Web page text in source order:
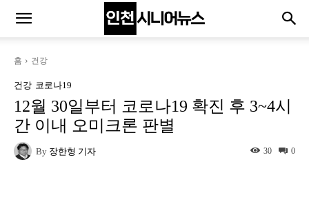
홈 건강
건강 코로나19
12월 30일부터 코로나19 확진 후 3~4시
간 이내 오미크론 판별
By 장한형 기자 0
30